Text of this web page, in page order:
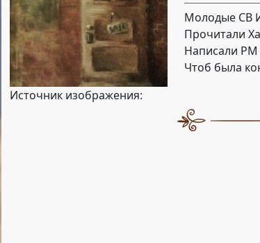
Источник изображения:
Молодые СВ
Прочитали
Написали
Чтоб была